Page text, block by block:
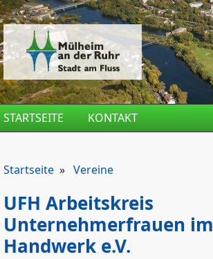
Direkt zum Inhalt
STARTSEITE KONTAKT
Startseite » Vereine
UFH Arbeitskreis
Unternehmerfrauen im
Handwerk e.V.